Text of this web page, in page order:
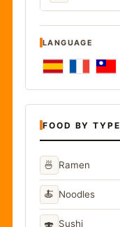
LANGUAGE
FOOD BY TYPE
🍜 Ramen
🍝 Noodles
🍣 Sushi